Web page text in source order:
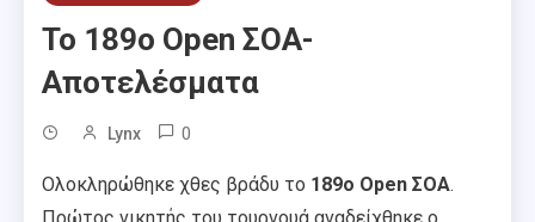
Το 189ο Open ΣΟΑ-
Αποτελέσματα
Lynx 0
Ολοκληρώθηκε χθες βράδυ το 189ο Open ΣΟΑ.